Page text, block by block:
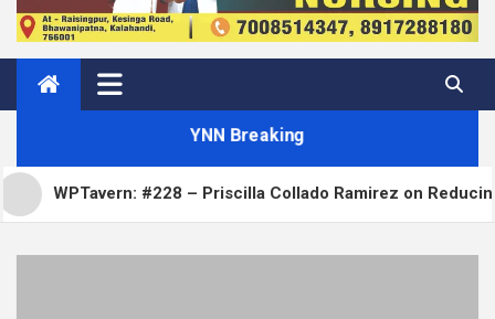
YNN Breaking
#228 – Priscilla Collado Ramirez on Reducing